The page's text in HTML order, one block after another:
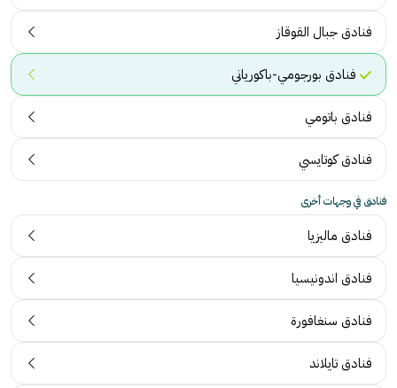
فنادق جبال القوقاز
فنادق بورجومي-باكورياني
فنادق باتومي
فنادق كوتايسي
فنادق في وجهات أخرى
فنادق ماليزيا
فنادق اندونيسيا
فنادق سنغافورة
فنادق تايلاند